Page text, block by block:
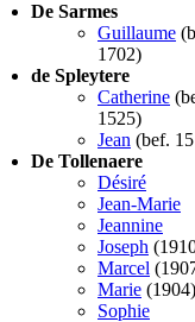
De Sarmes
Guillaume
1702)
de Spleytere
Catherine
1525)
Jean (bef.
De Tollenaere
Désiré
Jean-Marie
Jeannine
Joseph
Marcel
Marie (1904)
Sophie